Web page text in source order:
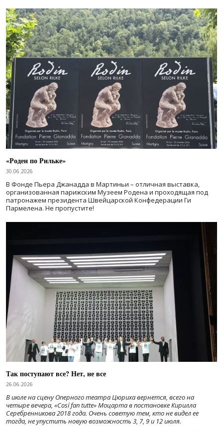
«Роден по Рильке»
30.06.2026
В Фонде Пьера Джанадда в Мартиньи – отличная выставка,
организованная парижским Музеем Родена и проходящая под
патронажем президента Швейцарской Конфедерации Ги
Пармелена. Не пропустите!
Так поступают все? Нет, не все
26.06.2026
В июле на сцену Оперного театра Цюриха вернется, всего на
четыре вечера, «Cosí fan tutte» Моцарта в постановке Кирилла
Серебренникова 2018 года. Очень советую тем, кто не видел ее
тогда, не упустить новую возможность 3, 7, 9 и 12 июля.